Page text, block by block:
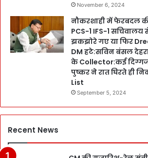
November 6, 2024
नौकरशाही में फेरबदल
PCS-1 IFS-1
झकझोरे गए या फिर
DM हटे:सविन बंसल
के Collector:कई
पुष्कर ने रात घिरते ही
List
September 5, 2024
Recent News